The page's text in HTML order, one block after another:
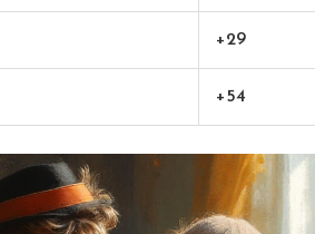
+29
+54